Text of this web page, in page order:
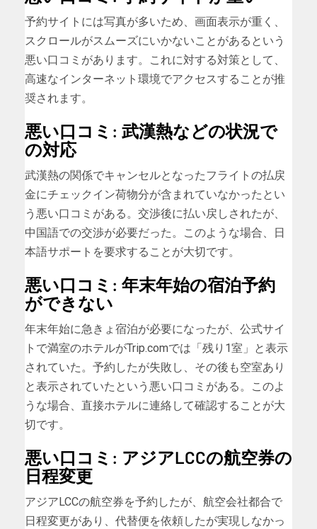
予約サイトには写真が多いため、画面表示が重く、
スクロールがスムーズにいかないことがあるという
悪い口コミがあります。これに対する対策として、
高速なインターネット環境でアクセスすることが推
奨されます。
悪い口コミ: 武漢熱などの状況で
の対応
武漢熱の関係でキャンセルとなったフライトの払戻
金にチェックイン荷物分が含まれていなかったとい
う悪い口コミがある。交渉後に払い戻しされたが、
中国語での交渉が必要だった。このような場合、日
本語サポートを要求することが大切です。
悪い口コミ: 年末年始の宿泊予約
ができない
年末年始に急きょ宿泊が必要になったが、公式サイ
トで満室のホテルがTrip.comでは「残り1室」と表示
されていた。予約したが失敗し、その後も空室あり
と表示されていたという悪い口コミがある。このよ
うな場合、直接ホテルに連絡して確認することが大
切です。
悪い口コミ: アジアLCCの航空券の
日程変更
アジアLCCの航空券を予約したが、航空会社都合で
日程変更があり、代替便を依頼したが実現しなかっ